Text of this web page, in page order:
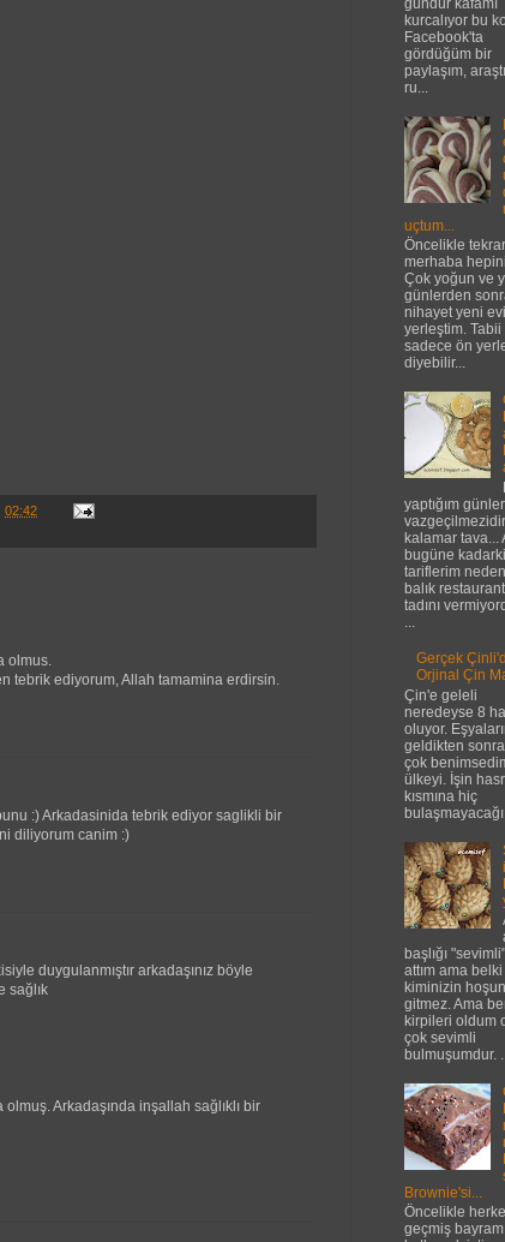
02:42
olmus.
tebrik ediyorum, Allah tamamina erdirsin.
:) Arkadasinida tebrik ediyor saglikli bir
diliyorum canim :)
duygulanmıştır arkadaşınız böyle
sağlık
Arkadaşında inşallah sağlıklı bir
gündür kafamı
kurcalıyor bu
Facebook'ta
gördüğüm bir
paylaşım,
ru...
uçtum...
Öncelikle tekrar
merhaba
Çok yoğun ve
günlerden
nihayet yeni
yerleştim.
sadece ön
diyebilir...
yaptığım
vazgeçilmezidir
kalamar tava...
bugüne kadarki
tariflerim
balık
tadını
Gerçek
Orjinal Çin
Çin'e geleli
neredeyse 8
oluyor.
geldikten
çok
ülkeyi. İşin
kısmına hiç
başlığı
attım ama
kiminizin
gitmez. Ama
kirpileri oldum
çok sevimli
bulmuşumdur.
Brownie'si...
Öncelikle
geçmiş